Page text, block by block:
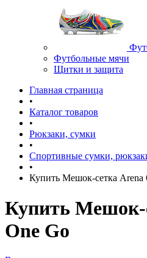
Футбольные мячи
Щитки и защита
Главная страница
•
Каталог товаров
•
Рюкзаки, сумки
•
Спортивные сумки,
•
Купить Мешок-сетка Arena
Купить Мешок-
One Go